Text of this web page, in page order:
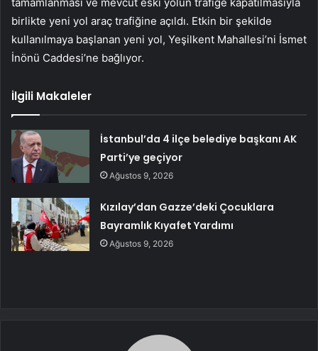
birlikte yeni yol araç trafiğine açıldı. Etkin bir şekilde
kullanılmaya başlanan yeni yol, Yeşilkent Mahallesi’ni İsmet
İnönü Caddesi’ne bağlıyor.
İlgili Makaleler
İstanbul’da 4 ilçe belediye başkanı AK
Parti’ye geçiyor
Ağustos 9, 2026
Kızılay’dan Gazze’deki Çocuklara
Bayramlık Kıyafet Yardımı
Ağustos 9, 2026